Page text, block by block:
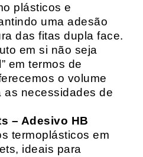
plásticos e
uma adesão
das fitas dupla face.
em si não seja
em termos de
o volume
as necessidades de
– Adesivo HB
termoplásticos em
ideais para